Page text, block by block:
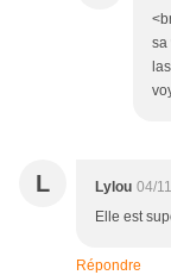
sa
L Lylou 04/
Elle est
Répondre